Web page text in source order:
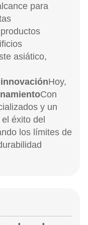
para
asiático,
Hoy,
Con
y un
éxito del
los límites de